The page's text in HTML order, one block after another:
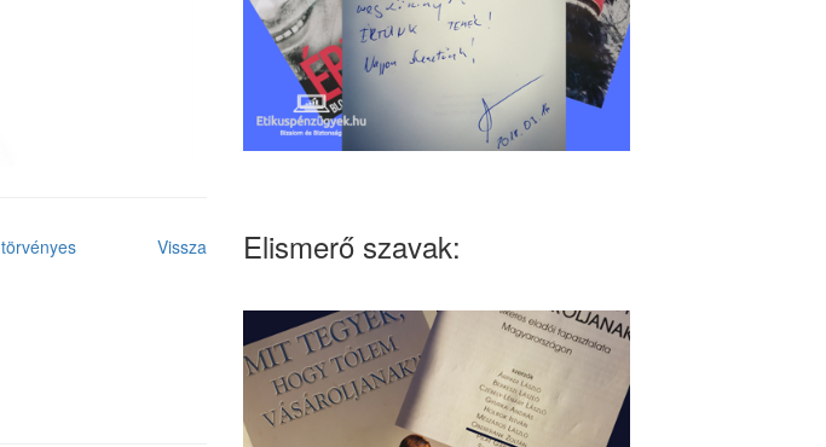
Vissza
törvényes
Elismerő szavak: